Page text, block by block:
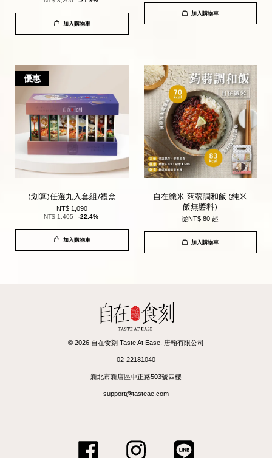
加入購物車
加入購物車
優惠
(划算)任選九入套組/禮盒
NT$ 1,090
NT$ 1,405 -22.4%
加入購物車
自在纖米-蒟蒻調和飯 (純米
飯無醬料)
從NT$ 80起
加入購物車
© 2026 自在食刻 Taste At Ease. 唐翰有限公司
02-22181040
新北市新店區中正路503號四樓
support@tasteae.com
Facebook Instagram